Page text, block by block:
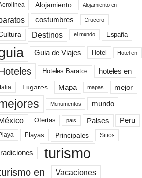
Alojamiento Alojamiento en
costumbres Crucero
Destinos el mundo España
Guia de Viajes Hotel Hotel en
Hoteles Baratos hoteles en
Lugares Mapa mapas mejor
Monumentos mundo
México Ofertas pais Paises Peru
Playa Playas Principales Sitios
turismo
en Vacaciones